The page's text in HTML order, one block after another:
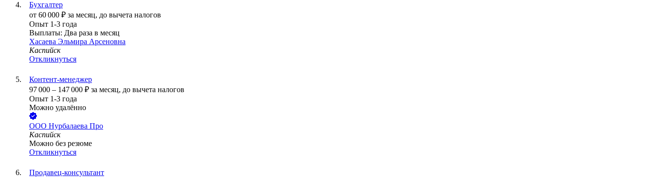
Бухгалтер
от 60 000 ₽ за месяц, до вычета налогов
Опыт 1-3 года
Выплаты: Два раза в месяц
Хасаева Эльмира Арсеновна
Каспийск
Откликнуться
Контент-менеджер
97 000 – 147 000 ₽ за месяц, до вычета налогов
Опыт 1-3 года
Можно удалённо
ООО Нурбалаева Про
Каспийск
Можно без резюме
Откликнуться
Продавец-консультант